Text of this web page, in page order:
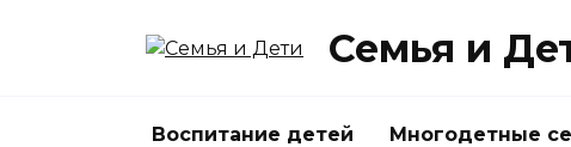
Семья и
Воспитание детей Многодетные